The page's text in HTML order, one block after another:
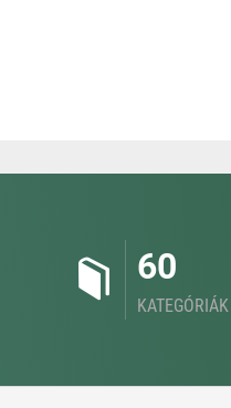
60
KATEGÓRIÁK